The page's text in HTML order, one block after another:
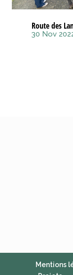
Route des
30 Nov
Mentions